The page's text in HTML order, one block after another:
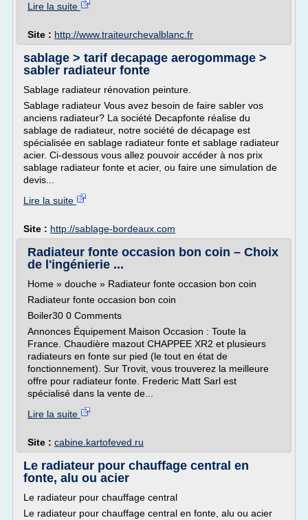
Lire la suite
Site : http://www.traiteurchevalblanc.fr
sablage > tarif decapage aerogommage >
sabler radiateur fonte
Sablage radiateur rénovation peinture.
Sablage radiateur Vous avez besoin de faire sabler vos
anciens radiateur? La société Decapfonte réalise du
sablage de radiateur, notre société de décapage est
spécialisée en sablage radiateur fonte et sablage radiateur
acier. Ci-dessous vous allez pouvoir accéder à nos prix
sablage radiateur fonte et acier, ou faire une simulation de
devis...
Lire la suite
Site : http://sablage-bordeaux.com
Radiateur fonte occasion bon coin – Choix
de l'ingénierie ...
Home » douche » Radiateur fonte occasion bon coin
Radiateur fonte occasion bon coin
Boiler30 0 Comments
Annonces Équipement Maison Occasion : Toute la
France. Chaudière mazout CHAPPEE XR2 et plusieurs
radiateurs en fonte sur pied (le tout en état de
fonctionnement). Sur Trovit, vous trouverez la meilleure
offre pour radiateur fonte. Frederic Matt Sarl est
spécialisé dans la vente de...
Lire la suite
Site : cabine.kartofeved.ru
Le radiateur pour chauffage central en
fonte, alu ou acier
Le radiateur pour chauffage central
Le radiateur pour chauffage central en fonte, alu ou acier